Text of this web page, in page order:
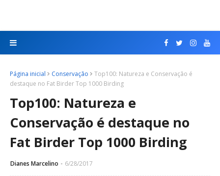
Página inicial Conservação
Top100: Natureza e Conservação é
destaque no Fat Birder Top 1000 Birding
Top100: Natureza e
Conservação é destaque no
Fat Birder Top 1000 Birding
Dianes Marcelino 6/28/2017